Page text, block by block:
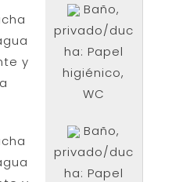
y
Baño,
privado/duc
ha: Papel
higiénico,
WC
Baño,
privado/duc
ha: Papel